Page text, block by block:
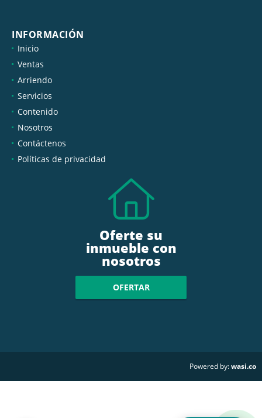
INFORMACIÓN
Inicio
Ventas
Arriendo
Servicios
Contenido
Nosotros
Contáctenos
Políticas de privacidad
Oferte su
inmueble con
nosotros
OFERTAR
Powered by:wasi.co